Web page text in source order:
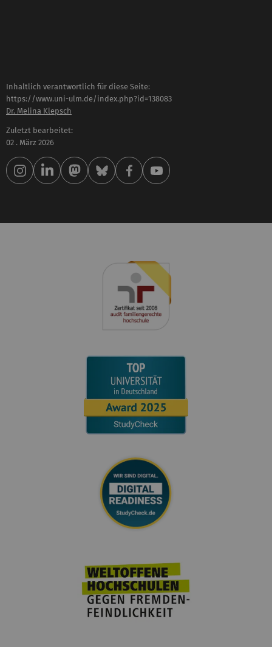
Inhaltlich verantwortlich für diese Seite:
https://www.uni-ulm.de/index.php?id=138083
Dr. Melina Klepsch
Zuletzt bearbeitet:
02 . März 2026